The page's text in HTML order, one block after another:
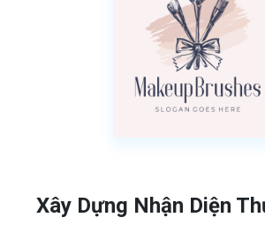
Xây Dựng Nhận Diện